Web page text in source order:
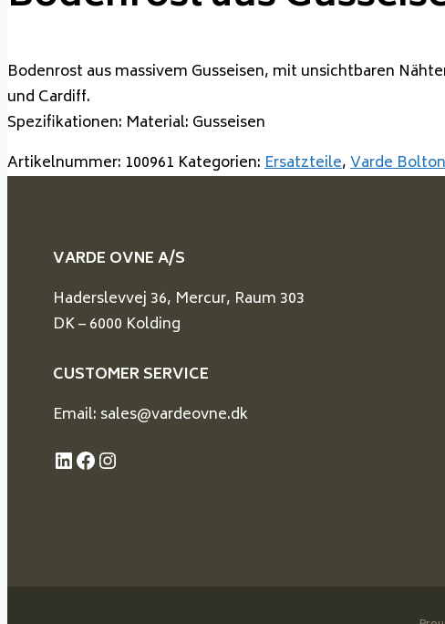
Bodenrost aus massivem Gusseisen, mit unsichtbaren
und Cardiff.
Spezifikationen: Material: Gusseisen
Artikelnummer: 100961 Kategorien:Ersatzteile,Varde Bolton
VARDE OVNE A/S
Haderslevvej 36, Mercur, Raum 303
DK – 6000 Kolding
CUSTOMER SERVICE
Email: sales@vardeovne.dk
LinkedIn
Facebook
Instagram